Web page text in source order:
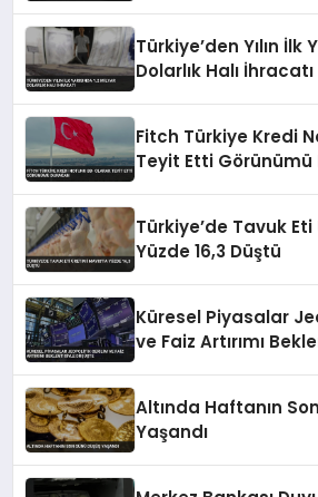
Türkiye’den Yılın İlk
Dolarlık Halı İhracatı
Fitch Türkiye Kredi
Teyit Etti Görünümü
Türkiye’de Tavuk Eti
Yüzde 16,3 Düştü
Küresel Piyasalar
ve Faiz Artırımı
Altında Haftanın
Yaşandı